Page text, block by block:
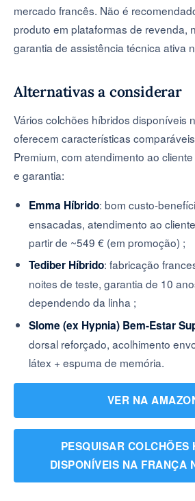
mercado francês. Não é
produto em plataformas de revenda,
garantia de assistência técnica ativa
Alternativas a considerar
Vários colchões híbridos disponíveis
oferecem características
Premium, com atendimento ao
e garantia:
Emma Híbrido: bom custo-
ensacadas, atendimento ao
partir de ~549 € (em promoção) ;
Tediber Híbrido: fabricação
noites de teste, garantia de 10
dependendo da linha ;
Slome (ex Hypnia) Bem-Estar
dorsal reforçado, acolhimento
látex + espuma de memória.
VER NA
PESQUISAR COLCHÕES
DISPONÍVEIS NA FRANÇA